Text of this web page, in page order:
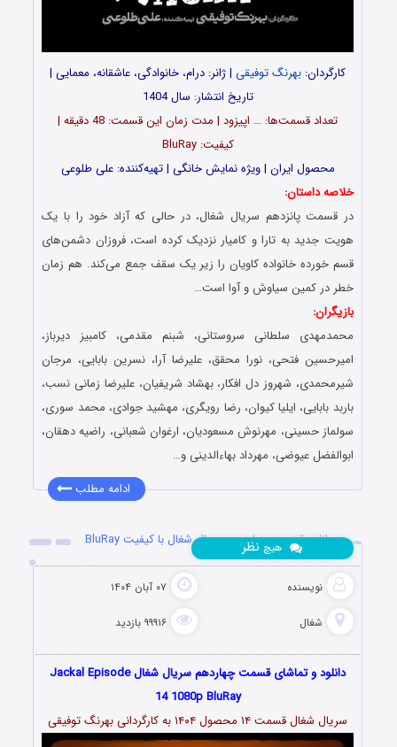
کارگردان: بهرنگ توفیقی | ژانر: درام، خانوادگی، عاشقانه، معمایی |
تاریخ انتشار: سال 1404
تعداد قسمت‌ها: … اپیزود | مدت زمان این قسمت: 48 دقیقه |
کیفیت: BluRay
محصول ایران | ویژه نمایش خانگی | تهیه‌کننده: علی طلوعی
خلاصه داستان:
در قسمت پانزدهم سریال شغال، در حالی که آزاد خود را با یک
هویت جدید به تارا و کامیار نزدیک کرده است، فروزان دشمن‌های
قسم خورده خانواده کاویان را زیر یک سقف جمع می‌کند. هم زمان
خطر در کمین سیاوش و آوا است…
بازیگران:
محمدمهدی سلطانی سروستانی، شبنم مقدمی، کامبیز دیرباز،
امیرحسین فتحی، نورا محقق، علیرضا آرا، نسرین بابایی، مرجان
شیرمحمدی، شهروز دل افکار، بهشاد شریفیان، علیرضا زمانی نسب،
باربد بابایی، ایلیا کیوان، رضا رویگری، مهشید جوادی، محمد سوری،
سولماز حسینی، مهرنوش مسعودیان، ارغوان شعبانی، راضیه دهقان،
ابوالفضل عیوضی، مهرداد بهاءالدینی و…
ادامه مطلب
دانلود قسمت چهاردهم سریال شغال با کیفیت BluRay
نویسنده ۰۷ آبان ۱۴۰۴
شغال ۹۹۹۱۶ بازدید
هیچ نظر
دانلود و تماشای قسمت چهاردهم سریال شغال Jackal Episode
14 1080p BluRay
سریال شغال قسمت ۱۴ محصول ۱۴۰۴ به کارگردانی بهرنگ توفیقی